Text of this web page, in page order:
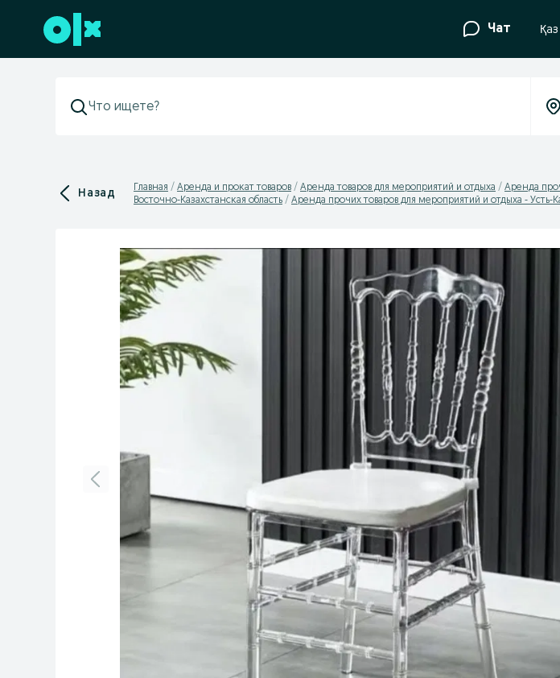
Перейти к нижнему колонтитулу Чат Қаз
Назад Главная Аренда и прокат товаров Аренда товаров для мероприятий и отдыха Аренда
Восточно-Казахстанская область
Аренда прочих товаров для мероприятий и отдыха - Усть-